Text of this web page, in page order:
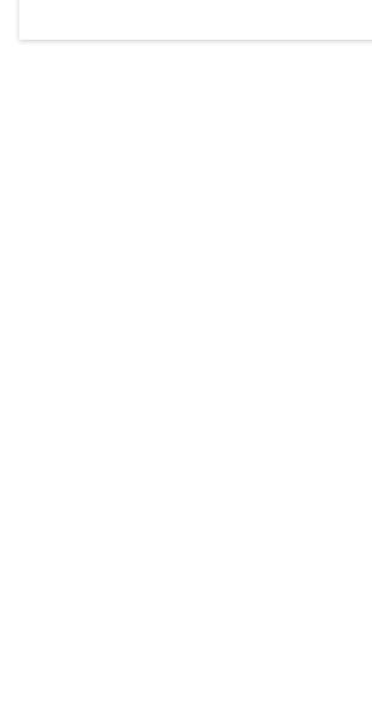
Der Weinbau dominert heute nicht mehr,